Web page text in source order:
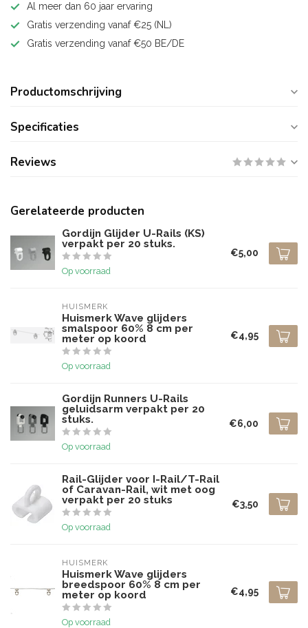
Al meer dan 60 jaar ervaring
Gratis verzending vanaf €25 (NL)
Gratis verzending vanaf €50 BE/DE
Productomschrijving
Specificaties
Reviews
Gerelateerde producten
Gordijn Glijder U-Rails (KS)
verpakt per 20 stuks.
Op voorraad
€5,00
HUISMERK
Huismerk Wave glijders
smalspoor 60% 8 cm per
meter op koord
Op voorraad
€4,95
Gordijn Runners U-Rails
geluidsarm verpakt per 20
stuks.
Op voorraad
€6,00
Rail-Glijder voor I-Rail/T-Rail
of Caravan-Rail, wit met oog
verpakt per 20 stuks
Op voorraad
€3,50
HUISMERK
Huismerk Wave glijders
breedspoor 60% 8 cm per
meter op koord
Op voorraad
€4,95